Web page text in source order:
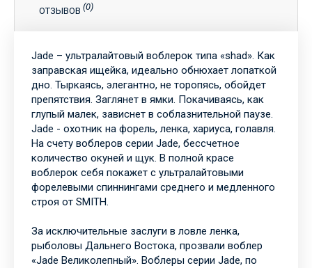
ОТЗЫВОВ (0)
Jade – ультралайтовый воблерок типа «shad». Как
заправская ищейка, идеально обнюхает лопаткой
дно. Тыркаясь, элегантно, не торопясь, обойдет
препятствия. Заглянет в ямки. Покачиваясь, как
глупый малек, зависнет в соблазнительной паузе.
Jade - охотник на форель, ленка, хариуса, голавля.
На счету воблеров серии Jade, бессчетное
количество окуней и щук. В полной красе
воблерок себя покажет с ультралайтовыми
форелевыми спиннингами среднего и медленного
строя от SMITH.
За исключительные заслуги в ловле ленка,
рыболовы Дальнего Востока, прозвали воблер
«Jade Великолепный». Воблеры серии Jade, по